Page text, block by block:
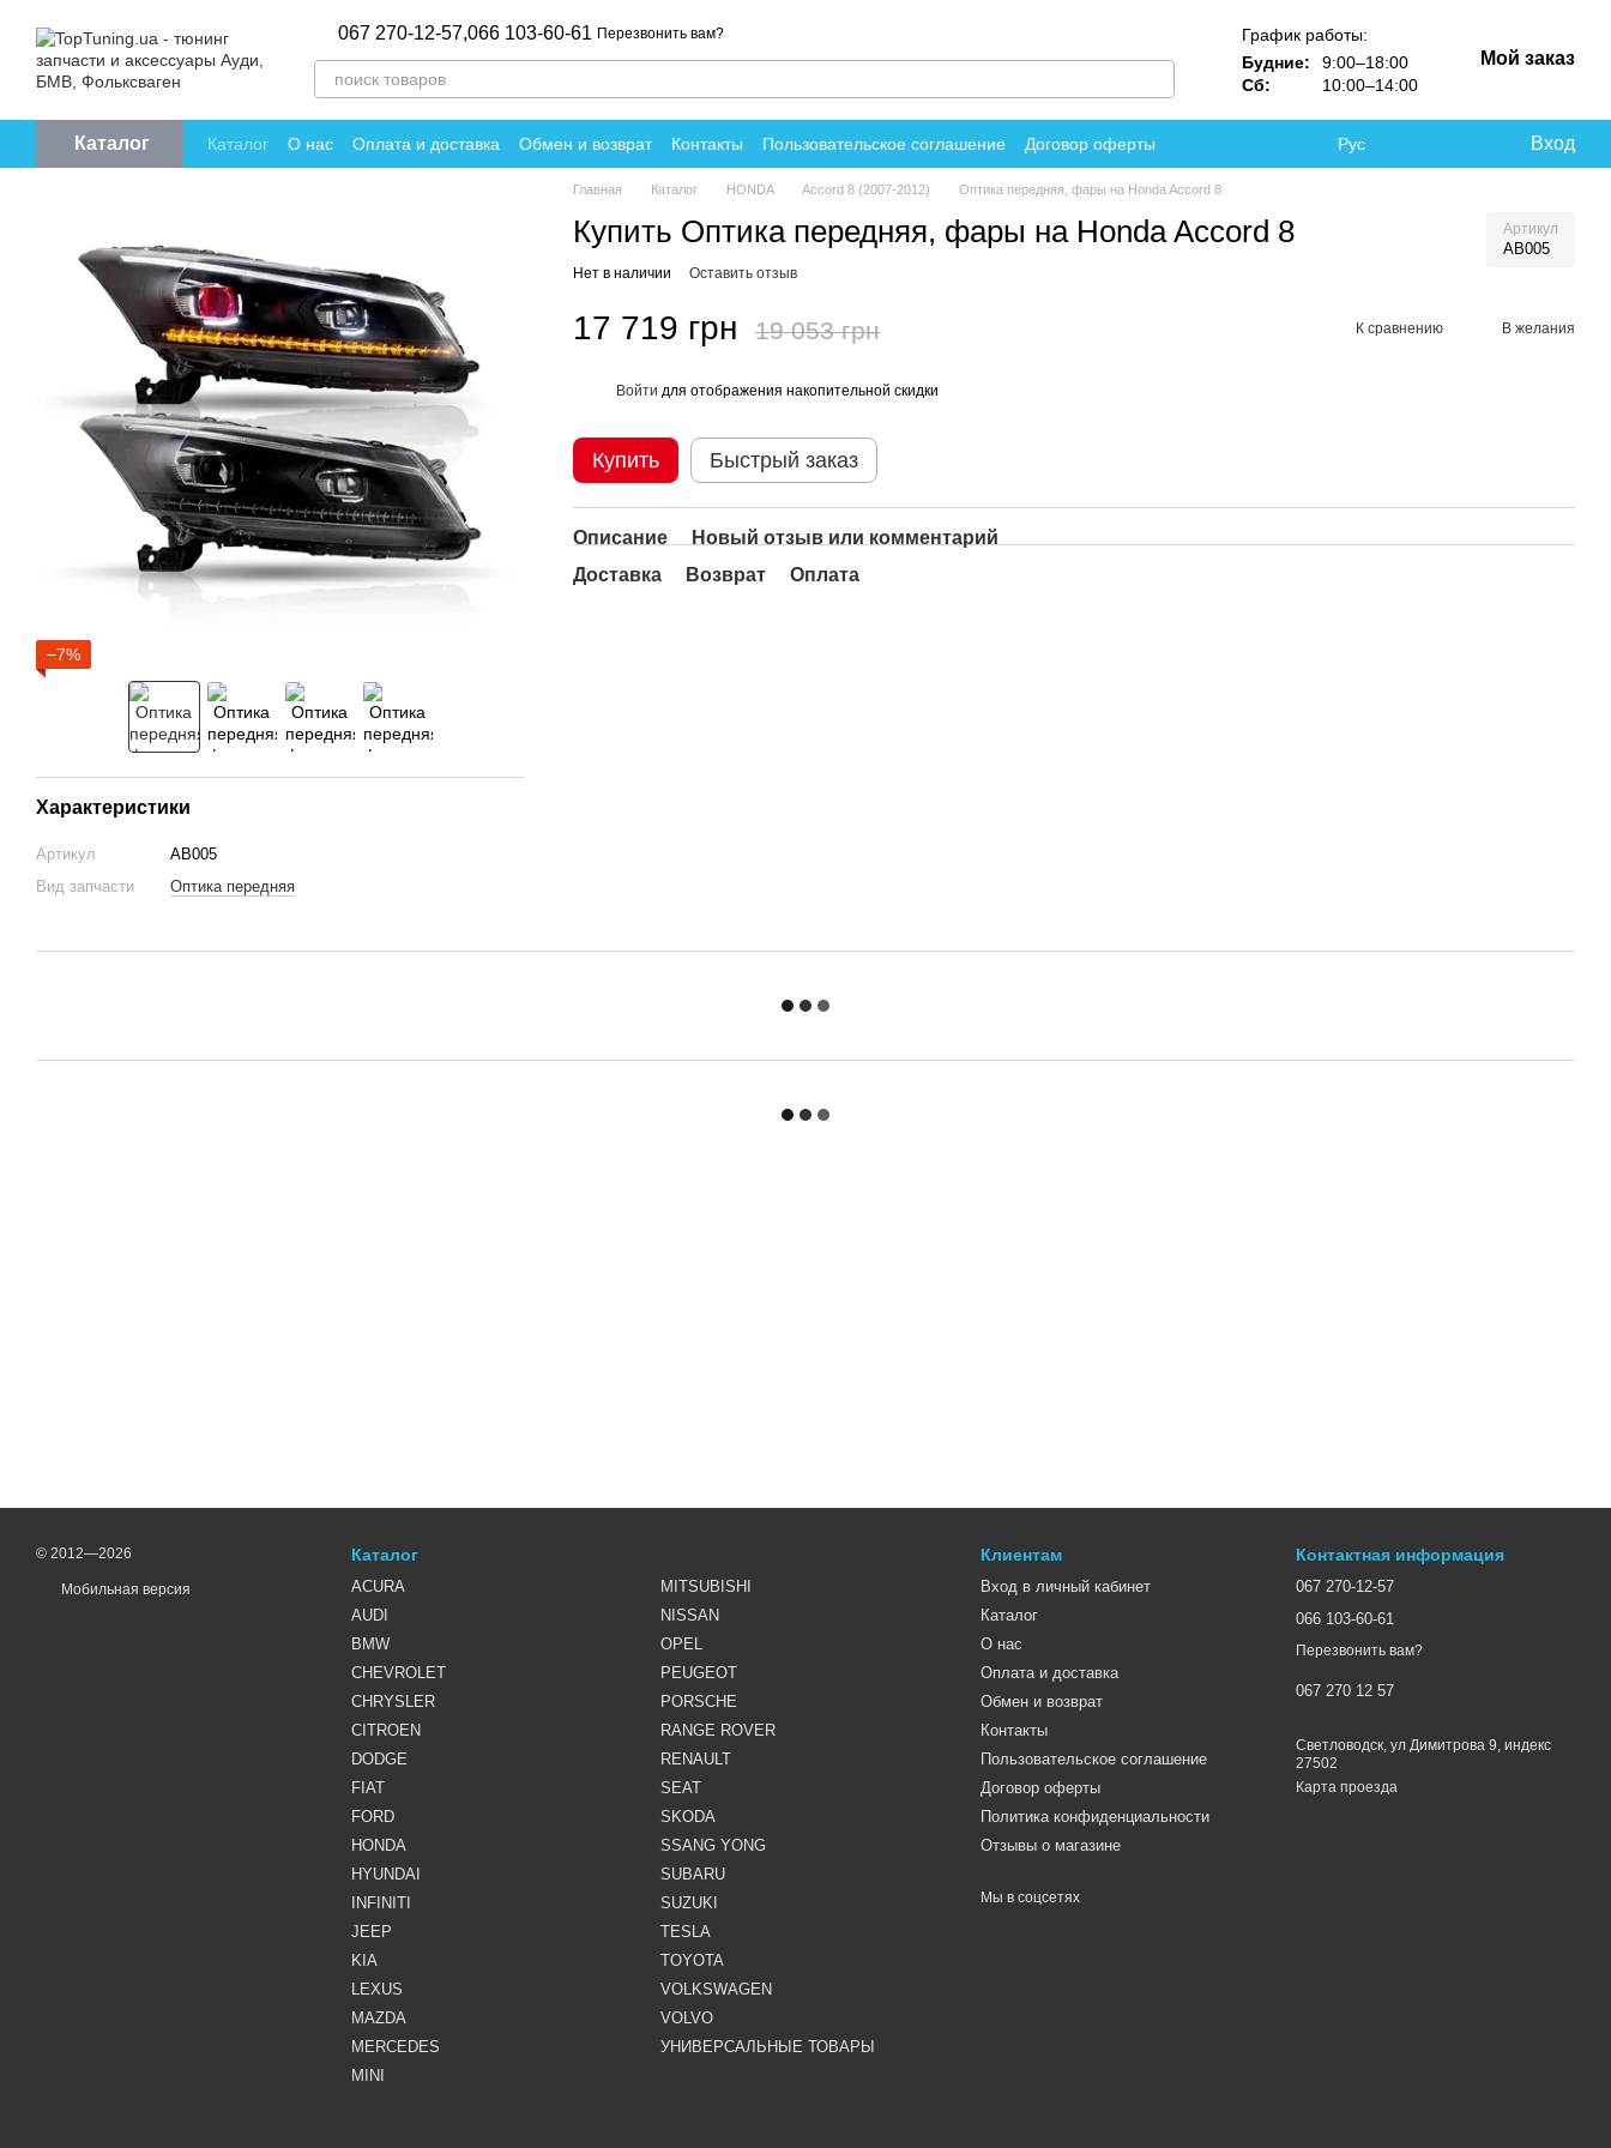
067 270-12-57,066 103-60-61 Перезвонить вам?
График работы:
Будние:
9:00–18:00
Сб:
10:00–14:00
Мой заказ
Каталог Каталог О нас Оплата и доставка Обмен и возврат Контакты Пользовательское соглашение
Договор оферты
Политика конфиденциальности
Отзывы о магазине
Рус Вход
−7%
Характеристики
Артикул
AB005
Вид запчасти
Оптика передняя
Главная Каталог HONDA Accord 8 (2007-2012) Оптика передняя, фары на Honda Accord 8
Купить Оптика передняя, фары на Honda Accord 8 Артикул
AB005
Нет в наличии Оставить отзыв
17 719 грн 19 053 грн К сравнению В желания
Войти для отображения накопительной скидки
Купить Быстрый заказ
Описание
Новый отзыв или комментарий
Доставка
Возврат Оплата
© 2012—2026
Мобильная версия
Каталог
ACURA
AUDI
BMW
CHEVROLET
CHRYSLER
CITROEN
DODGE
FIAT
FORD
HONDA
HYUNDAI
INFINITI
JEEP
KIA
LEXUS
MAZDA
MERCEDES
MINI
MITSUBISHI
NISSAN
OPEL
PEUGEOT
PORSCHE
RANGE ROVER
RENAULT
SEAT
SKODA
SSANG YONG
SUBARU
SUZUKI
TESLA
TOYOTA
VOLKSWAGEN
VOLVO
УНИВЕРСАЛЬНЫЕ ТОВАРЫ
Клиентам
Вход в личный кабинет
Каталог
О нас
Оплата и доставка
Обмен и возврат
Контакты
Пользовательское соглашение
Договор оферты
Политика конфиденциальности
Отзывы о магазине
Мы в соцсетях
Контактная информация
067 270-12-57
066 103-60-61
Перезвонить вам?
067 270 12 57
Светловодск, ул Димитрова 9, индекс
27502
Карта проезда